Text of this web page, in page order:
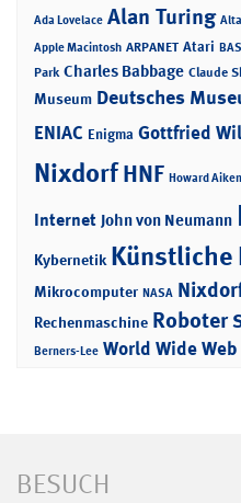
Ada Lovelace Alan Turing
Apple Macintosh ARPANET Atari
Park Charles Babbage Claude
Museum Deutsches
ENIAC Enigma Gottfried
NixdorfHNF Howard Aiken
Internet John von Neumann
Kybernetik
Mikrocomputer NASA
Rechenmaschine Roboter
Berners-Lee World Wide Web
BESUCH